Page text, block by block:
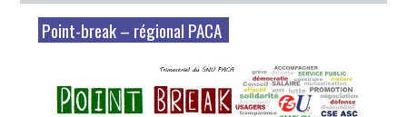
Point-break – régional PACA